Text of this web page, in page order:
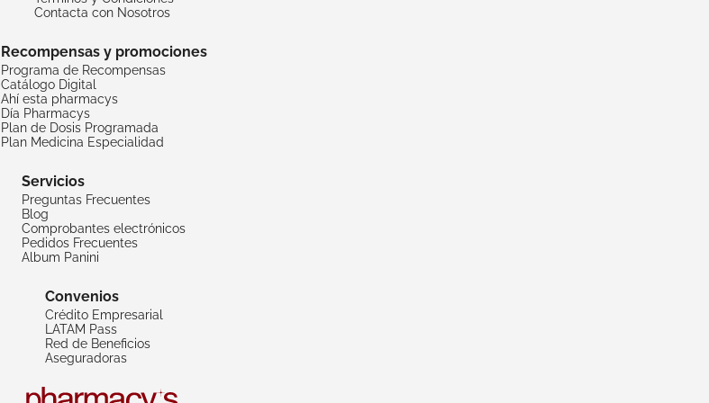
Contacta con Nosotros
Recompensas y promociones
Programa de Recompensas
Catálogo Digital
Ahí esta pharmacys
Día Pharmacys
Plan de Dosis Programada
Plan Medicina Especialidad
Servicios
Preguntas Frecuentes
Blog
Comprobantes electrónicos
Pedidos Frecuentes
Album Panini
Convenios
Crédito Empresarial
LATAM Pass
Red de Beneficios
Aseguradoras